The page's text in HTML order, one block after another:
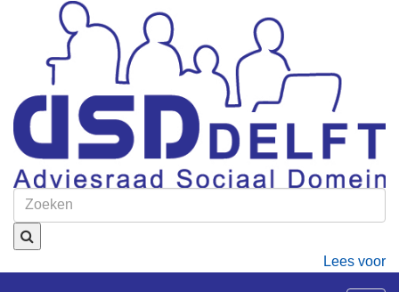
Lees voor